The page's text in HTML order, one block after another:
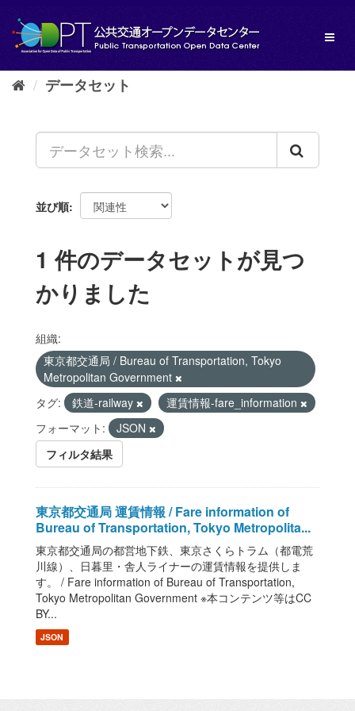
し
データセット
並び順
1 件のデータセットが見つ
かりました
組織:
東京都交通局 / Bureau of Transportation, Tokyo
Metropolitan Government
タグ:
鉄道-railway
運賃情報-fare_information
フォーマット:
JSON
フィルタ結果
東京都交通局 運賃情報 / Fare information of
Bureau of Transportation, Tokyo Metropolita...
東京都交通局の都営地下鉄、東京さくらトラム（都電荒
川線）、日暮里・舎人ライナーの運賃情報を提供しま
す。 / Fare information of Bureau of Transportation,
Tokyo Metropolitan Government ※本コンテンツ等はCC
BY...
JSON